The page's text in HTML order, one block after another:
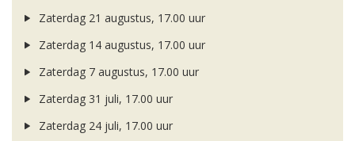
Zaterdag 21 augustus, 17.00 uur
Zaterdag 14 augustus, 17.00 uur
Zaterdag 7 augustus, 17.00 uur
Zaterdag 31 juli, 17.00 uur
Zaterdag 24 juli, 17.00 uur